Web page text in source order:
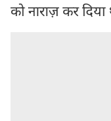
को नाराज़ कर दिया